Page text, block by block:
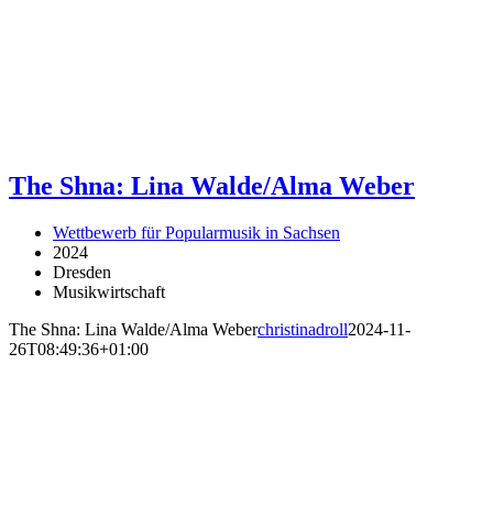
The Shna: Lina Walde/Alma Weber
Wettbewerb für Popularmusik in Sachsen
2024
Dresden
Musikwirtschaft
The Shna: Lina Walde/Alma Weberchristinadroll2024-11-
26T08:49:36+01:00